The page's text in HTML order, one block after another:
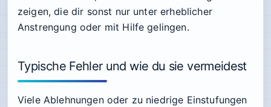
zeigen, die dir sonst nur unter erheblicher
Anstrengung oder mit Hilfe gelingen.
Typische Fehler und wie du sie vermeidest
Viele Ablehnungen oder zu niedrige Einstufungen